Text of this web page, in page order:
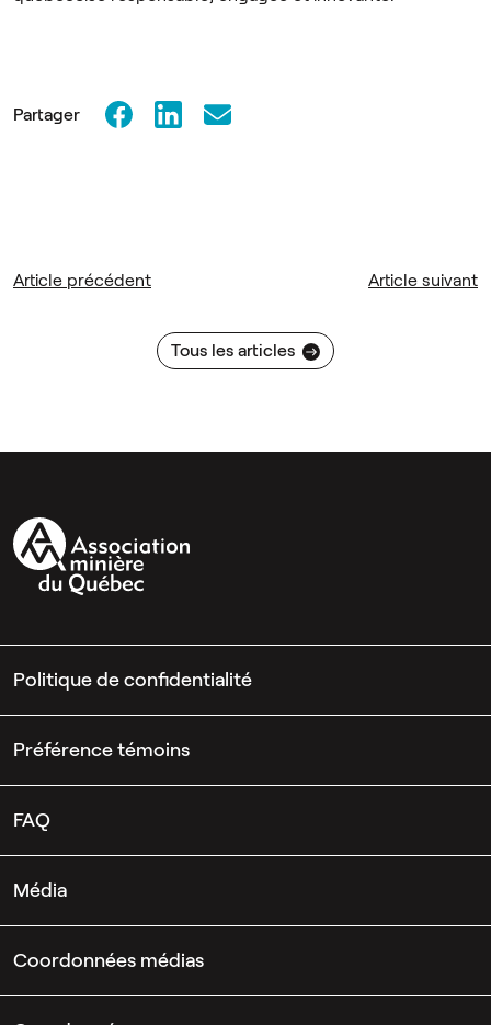
Partager
Article précédent
Tous les articles
Article suivant
Politique de confidentialité
Préférence témoins
FAQ
Média
Coordonnées médias